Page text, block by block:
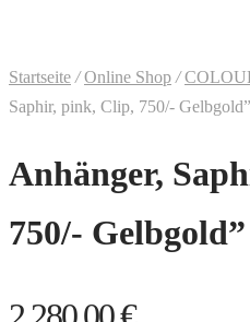
Startseite / Online Shop /
Saphir, pink, Clip, 750/- Gelbgold”
Anhänger,
750/- Gelbgold”